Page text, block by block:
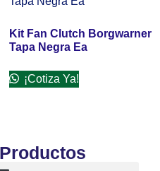
Kit Fan Clutch Borgwarner
Tapa Negra Ea
¡Cotiza Ya!